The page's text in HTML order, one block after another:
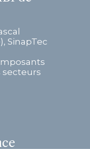
SinapTec
secteurs